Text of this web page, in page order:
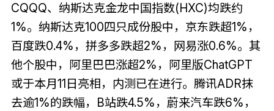
CQQQ、纳斯达克金龙中国指数(HXC)均跌约
1%。纳斯达克100四只成份股中，京东跌超1%，
百度跌0.4%，拼多多跌超2%，网易涨0.6%。其
他个股中，阿里巴巴涨超2%，阿里版ChatGPT
或于本月11日亮相，内测已在进行。腾讯ADR抹
去逾1%的跌幅，B站跌4.5%，蔚来汽车跌6%，